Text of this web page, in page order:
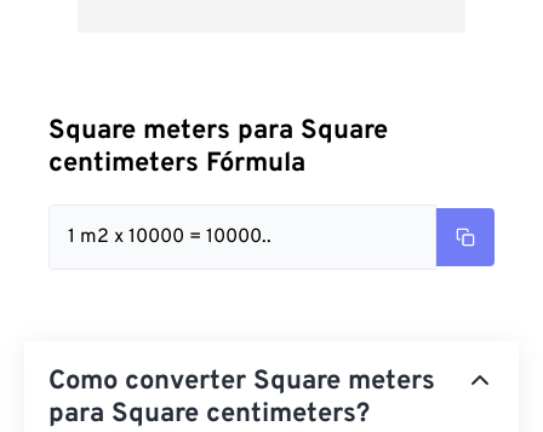
Square meters para Square
centimeters Fórmula
1 m2 x 10000 = 10000..
Como converter Square meters
para Square centimeters?